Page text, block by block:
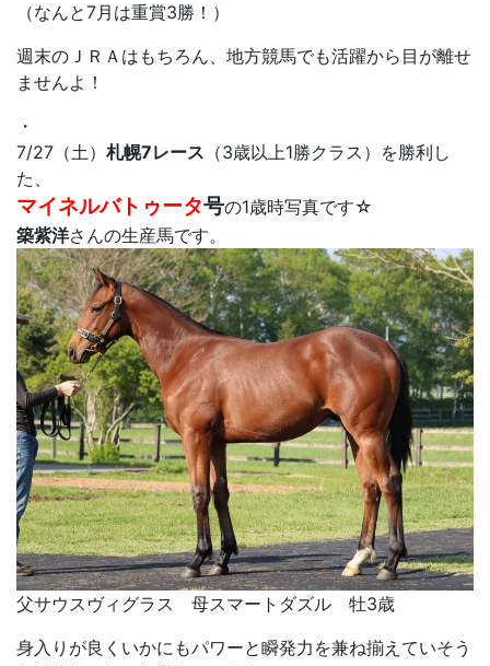
（なんと7月は重賞3勝！）
週末のＪＲＡはもちろん、地方競馬でも活躍から目が離せ
ませんよ！
・
7/27（土） 札幌7レース （3歳以上1勝クラス）を勝利し
た、
マイネルバトゥータ号の1歳時写真です☆
築紫洋さんの生産馬です。
父サウスヴィグラス 母スマートダズル 牡3歳
身入りが良くいかにもパワーと瞬発力を兼ね揃えていそう